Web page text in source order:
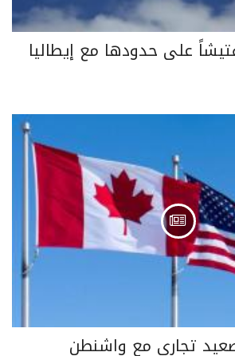
على حدودها مع إيطاليا
تجاري مع واشنطن